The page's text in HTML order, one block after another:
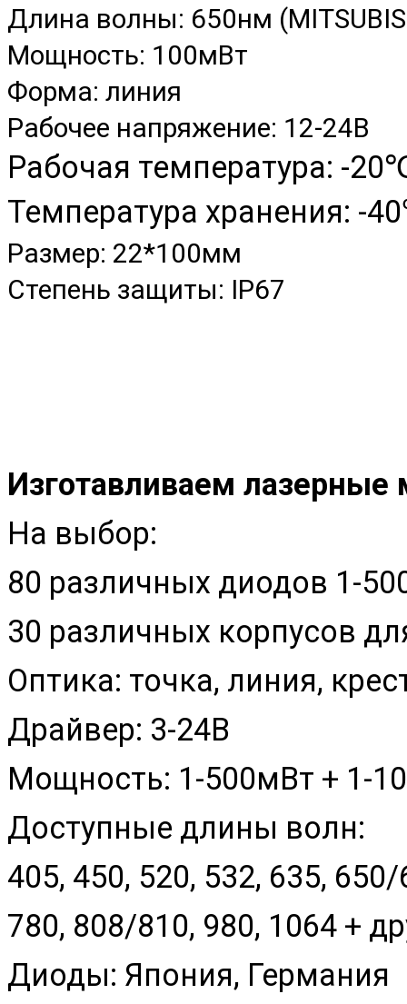
Длина волны: 650нм
Мощность: 100мВт
Форма: линия
Рабочее напряжение: 12-24В
Рабочая температура: -
Температура хранения: -40
Размер: 22*100мм
Степень защиты: IP67
Изготавливаем
На выбор:
80 различных диодов 1-
30 различных корпусов
Оптика: точка, линия,
Драйвер: 3-24В
Мощность: 1-500мВт + 1-
Доступные длины волн:
405, 450, 520, 532, 635,
780, 808/810, 980, 1064 +
Диоды: Япония, Германия